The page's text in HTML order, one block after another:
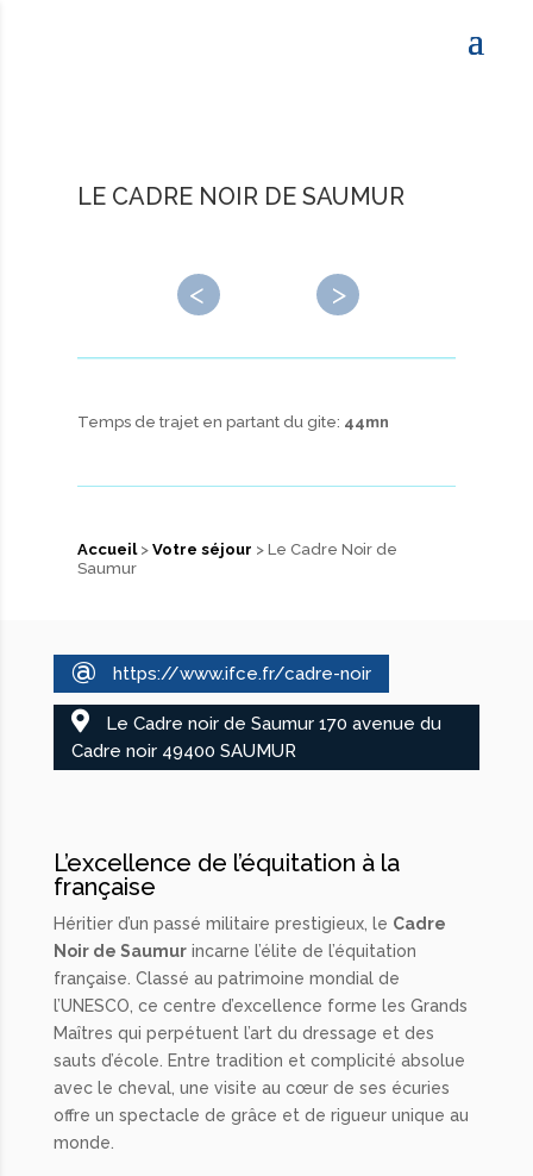
LE CADRE NOIR DE SAUMUR
← →
Temps de trajet en partant du gite: 44mn
Accueil> Votre séjour > Le Cadre Noir de
Saumur
@ https://www.ifce.fr/cadre-noir
Le Cadre noir de Saumur 170 avenue du
Cadre noir 49400 SAUMUR
L’excellence de l’équitation à la
française
Héritier d’un passé militaire prestigieux, le Cadre
Noir de Saumurincarne l’élite de l’équitation
française. Classé au patrimoine mondial de
l’UNESCO, ce centre d’excellence forme les Grands
Maîtres qui perpétuent l’art du dressage et des
sauts d’école. Entre tradition et complicité absolue
avec le cheval, une visite au cœur de ses écuries
offre un spectacle de grâce et de rigueur unique au
monde.